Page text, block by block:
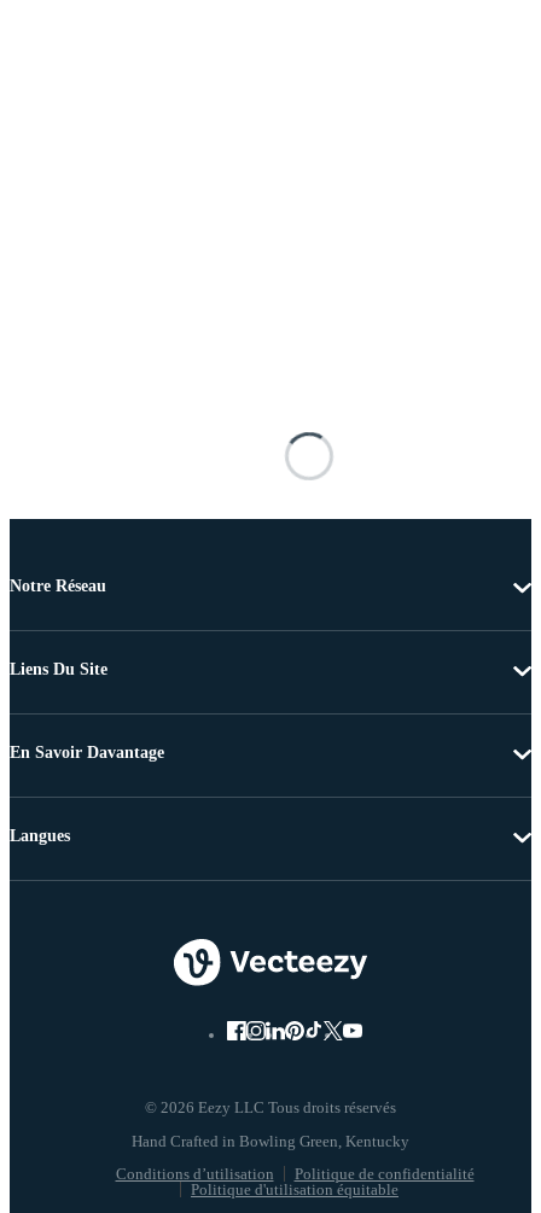
Notre Réseau
Liens Du Site
En Savoir Davantage
© 2026 Eezy LLC Tous droits réservés
Conditions d’utilisation
Politique de confidentialité
Politique d'utilisation équitable
Langues